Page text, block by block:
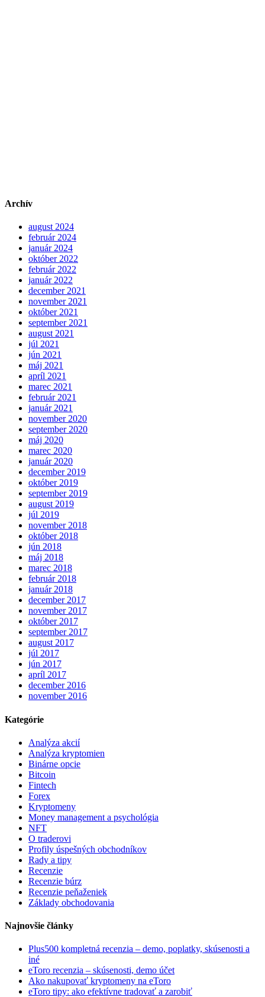
Archív
august 2024
február 2024
január 2024
október 2022
február 2022
január 2022
december 2021
november 2021
október 2021
september 2021
august 2021
júl 2021
jún 2021
máj 2021
apríl 2021
marec 2021
február 2021
január 2021
november 2020
september 2020
máj 2020
marec 2020
január 2020
december 2019
október 2019
september 2019
august 2019
júl 2019
november 2018
október 2018
jún 2018
máj 2018
marec 2018
február 2018
január 2018
december 2017
november 2017
október 2017
september 2017
august 2017
júl 2017
jún 2017
apríl 2017
december 2016
november 2016
Kategórie
Analýza akcií
Analýza kryptomien
Binárne opcie
Bitcoin
Fintech
Forex
Kryptomeny
Money management a psychológia
NFT
O traderovi
Profily úspešných obchodníkov
Rady a tipy
Recenzie
Recenzie búrz
Recenzie peňaženiek
Základy obchodovania
Najnovšie články
Plus500 kompletná recenzia – demo, poplatky, skúsenosti a
iné
eToro recenzia – skúsenosti, demo účet
Ako nakupovať kryptomeny na eToro
eToro tipy: ako efektívne tradovať a zarobiť